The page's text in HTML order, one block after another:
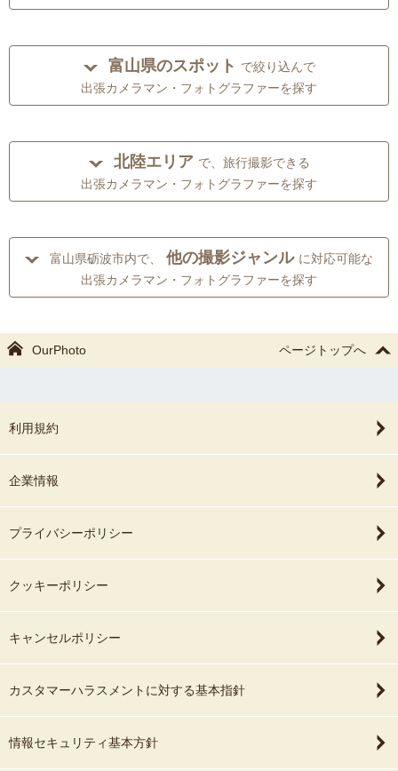
富山県のスポット で絞り込んで
出張カメラマン・フォトグラファーを探す
北陸エリア で、旅行撮影できる
出張カメラマン・フォトグラファーを探す
富山県砺波市内で、 他の撮影ジャンル に対応可能な
出張カメラマン・フォトグラファーを探す
OurPhoto ページトップへ
利用規約
企業情報
プライバシーポリシー
クッキーポリシー
キャンセルポリシー
カスタマーハラスメントに対する基本指針
情報セキュリティ基本方針